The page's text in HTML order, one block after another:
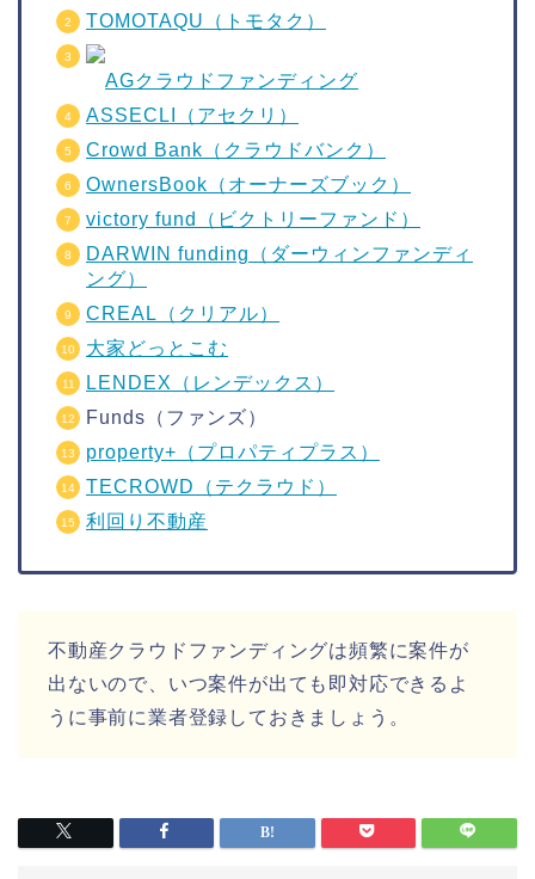
TOMOTAQU（トモタク）
AGクラウドファンディング
ASSECLI（アセクリ）
Crowd Bank（クラウドバンク）
OwnersBook（オーナーズブック）
victory fund（ビクトリーファンド）
DARWIN funding（ダーウィンファンディ
ング）
CREAL（クリアル）
大家どっとこむ
LENDEX（レンデックス）
Funds（ファンズ）
property+（プロパティプラス）
TECROWD（テクラウド）
利回り不動産
不動産クラウドファンディングは頻繁に案件が
出ないので、いつ案件が出ても即対応できるよ
うに事前に業者登録しておきましょう。